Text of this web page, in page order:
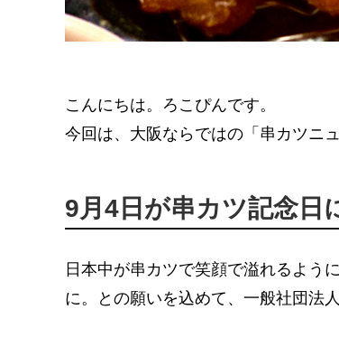
こんにちは。ろこぴんです。
今回は、大阪ならではの「串カツニ
9月4日が串カツ記念日
日本中が串カツで笑顔で溢れるよう
に。との願いを込めて、一般社団法